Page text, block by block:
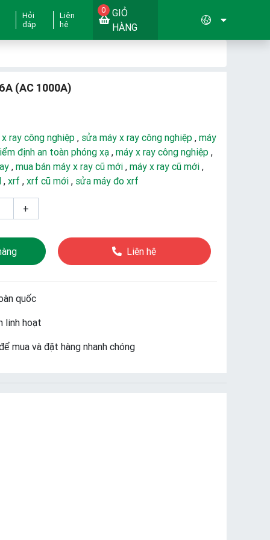
Hỏi
đáp
Liên
hệ
GIỎ
HÀNG
0
(AC 1000A)
ray công nghiệp, sửa máy x ray công nghiệp, máy
định an toàn phóng xạ, máy x ray công nghiệp,
, mua bán máy x ray cũ mới, máy x ray cũ mới,
, xrf , xrf cũ mới, sửa máy đo xrf
+
Liên hệ
quốc
linh hoạt
mua và đặt hàng nhanh chóng